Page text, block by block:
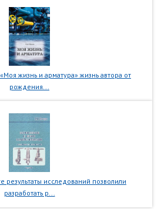
жизнь и арматура» жизнь автора от
рождения...
результаты исследований позволили
разработать р...